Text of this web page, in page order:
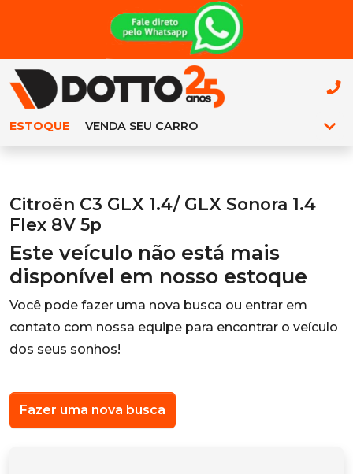
ESTOQUE VENDA SEU CARRO
Citroën C3 GLX 1.4/ GLX Sonora 1.4
Flex 8V 5p
Este veículo não está mais
disponível em nosso estoque
Você pode fazer uma nova busca ou entrar em
contato com nossa equipe para encontrar o veículo
dos seus sonhos!
Fazer uma nova busca